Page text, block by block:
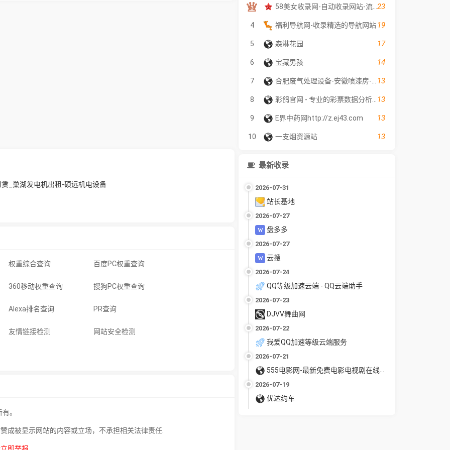
_巢湖发电机出租-硕远机电设备
权重综合查询 百度PC权重查询
360移动权重查询 搜狗PC权重查询
Alexa排名查询 PR查询
友情链接检测 网站安全检测
。
成被显示网站的内容或立场，不承担相关法律责任.
58美女收录网-自动收录网站-流量交换-自动链23
4 福利导航网-收录精选的导航网站 19
5 森淋花园 17
6 宝藏男孩 14
7 13
8 13
9 E界中药网http://z.ej43.com 13
10 一支烟资源站 13
最新收录
2026-07-31
站长基地
2026-07-27
盘多多
2026-07-27
云搜
2026-07-24
QQ等级加速云端 - QQ云端助手
2026-07-23
DJVV舞曲网
2026-07-22
我爱QQ加速等级云端服务
2026-07-21
555电影网-最新免费电影电视剧在线观看
2026-07-19
优达约车